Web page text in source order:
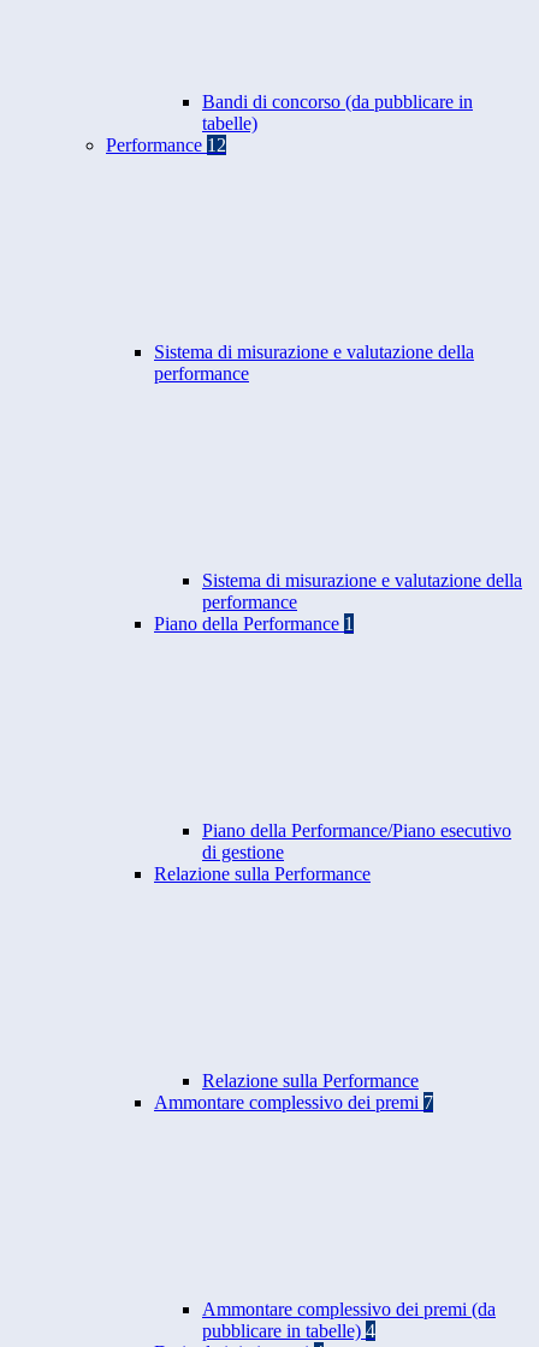
Bandi di concorso (da pubblicare in
tabelle)
Performance 12
Sistema di misurazione e valutazione della
performance
Sistema di misurazione e valutazione della
performance
Piano della Performance 1
Piano della Performance/Piano esecutivo
di gestione
Relazione sulla Performance
Relazione sulla Performance
Ammontare complessivo dei premi 7
Ammontare complessivo dei premi (da
pubblicare in tabelle) 4